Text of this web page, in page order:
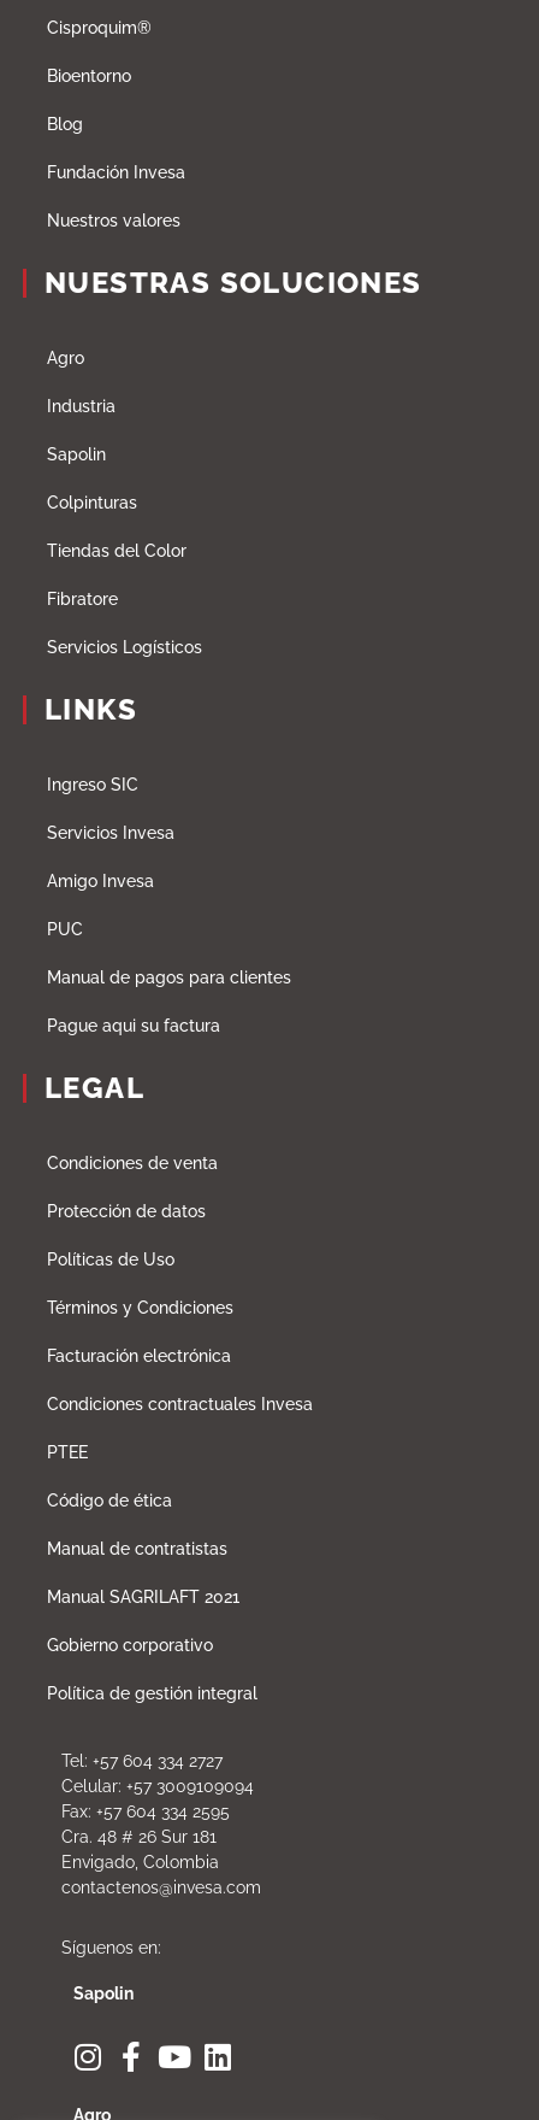
Cisproquim®
Bioentorno
Blog
Fundación Invesa
Nuestros valores
NUESTRAS SOLUCIONES
Agro
Industria
Sapolin
Colpinturas
Tiendas del Color
Fibratore
Servicios Logísticos
LINKS
Ingreso SIC
Servicios Invesa
Amigo Invesa
PUC
Manual de pagos para clientes
Pague aqui su factura
LEGAL
Condiciones de venta
Protección de datos
Políticas de Uso
Términos y Condiciones
Facturación electrónica
Condiciones contractuales Invesa
PTEE
Código de ética
Manual de contratistas
Manual SAGRILAFT 2021
Gobierno corporativo
Política de gestión integral
Tel: +57 604 334 2727
Celular: +57 3009109094
Fax: +57 604 334 2595
Cra. 48 # 26 Sur 181
Envigado, Colombia
contactenos@invesa.com
Síguenos en:
Sapolin
Agro